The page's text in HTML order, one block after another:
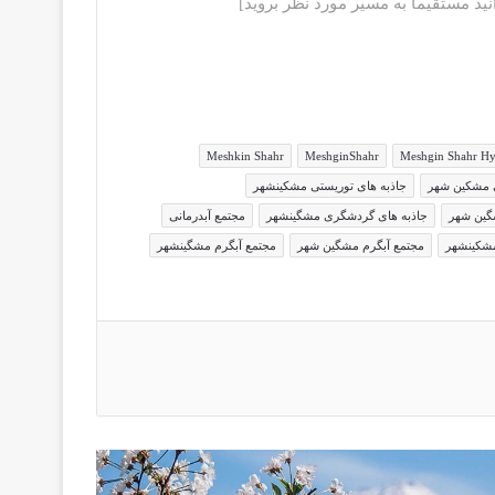
مستقیما به مسیر مورد نظر بروید]
Meshgin Shahr
MeshginShahr
Meshkin Shahr
مشکین شهر جاذبه های توریستی مشکینشهر
شهر جاذبه های گردشگری مشگینشهر مجتمع آبدرمانی
مجتمع آبگرم مشگین شهر مجتمع آبگرم مشگینشهر